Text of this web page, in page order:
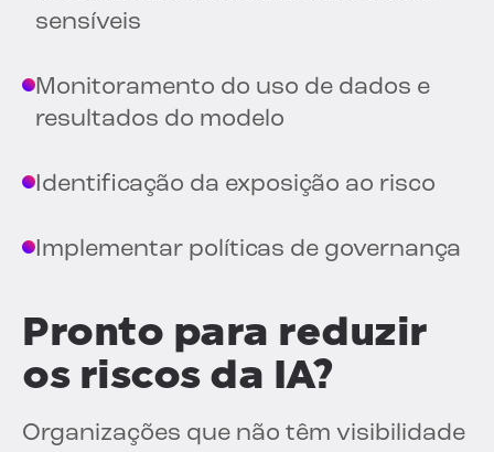
sensíveis
Monitoramento do uso de dados e
resultados do modelo
Identificação da exposição ao risco
Implementar políticas de governança
Pronto para reduzir
os riscos da IA?
Organizações que não têm visibilidade